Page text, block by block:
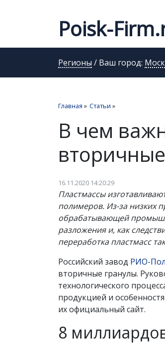
Poisk-
Регионы / Ваш город:
Главная » Статьи »
В чем
16.11.2020 14:20:29
Пластмассы
полимеров. Из-за низких
обрабатывающей
разложения и, как
переработка пластмасс
Российский завод РИО-
вторичные гранулы.
технологического
продукцией и
их официальный сайт.
8